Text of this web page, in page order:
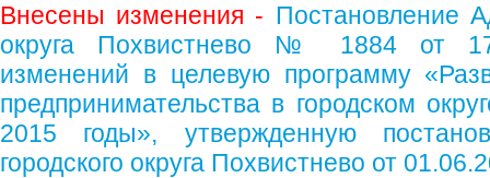
Внесены изменения - Постановление
округа Похвистнево № 1884 от
изменений в целевую программу
предпринимательства в городском
2015 годы», утвержденную
городского округа Похвистнево от